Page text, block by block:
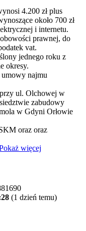
4.200 zł plus
około 700 zł
i internetu.
prawnej, do
vat.
jednego roku z
okresy.
najmu
ul. Olchowej w
zabudowy
w Gdyni Orłowie
oraz oraz
więcej
(1 dzień temu)